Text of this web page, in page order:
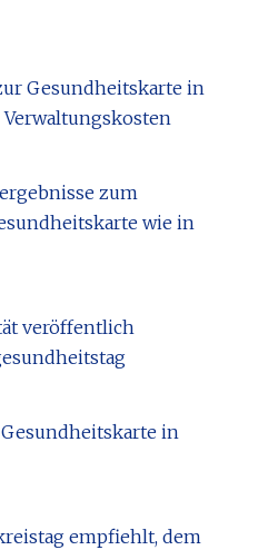
Gesundheitskarte in
zum
wie in
veröffentlich
in
empfiehlt, dem